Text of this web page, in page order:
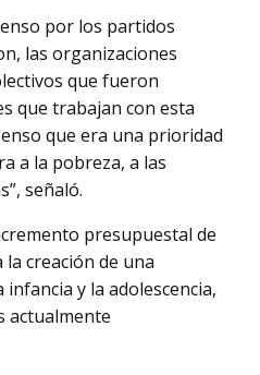
por los partidos
las organizaciones
que fueron
que trabajan con esta
que era una prioridad
a la pobreza, a las
señaló.
presupuestal de
creación de una
y la adolescencia,
actualmente